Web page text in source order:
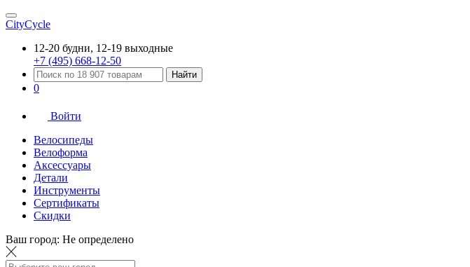
CityCycle
12-20 будни, 12-19 выходные
+7 (495) 668-12-50
Найти
0
Войти
Велосипеды
Велоформа
Аксессуары
Детали
Инструменты
Сертификаты
Скидки
Ваш город: Не определено